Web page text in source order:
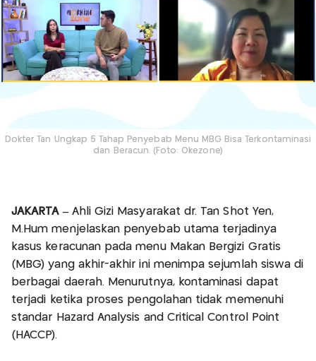
Dokter Tan Ungkap 5 Tahap Penyebab Menu MBG Bisa Terkontaminasi
dan Beracun. (Foto: Okezone)
JAKARTA – Ahli Gizi Masyarakat dr. Tan Shot Yen,
M.Hum menjelaskan penyebab utama terjadinya
kasus keracunan pada menu Makan Bergizi Gratis
(MBG) yang akhir-akhir ini menimpa sejumlah siswa di
berbagai daerah. Menurutnya, kontaminasi dapat
terjadi ketika proses pengolahan tidak memenuhi
standar Hazard Analysis and Critical Control Point
(HACCP).